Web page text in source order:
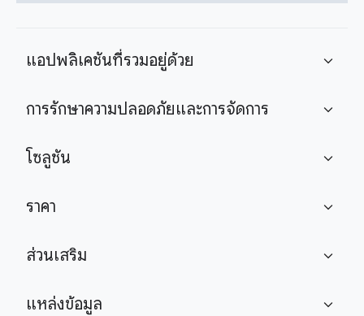
แอปพลิเคชันที่รวมอยู่ด้วย expand_more
การรักษาความปลอดภัยและการจัดการ expand_more
โซลูชัน expand_more
ราคา expand_more
ส่วนเสริม expand_more
แหล่งข้อมูล expand_more